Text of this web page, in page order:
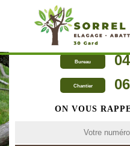
Bureau
Chantier
ON VOUS